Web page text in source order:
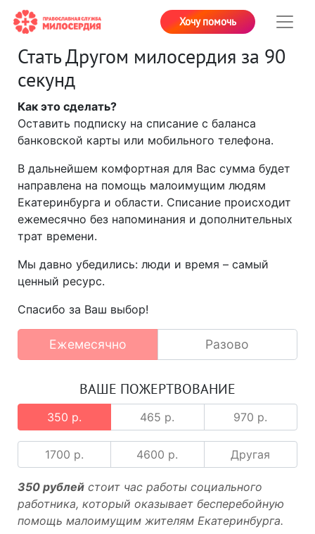
Хочу помочь
Стать Другом милосердия за 90
секунд
Как это сделать?
Оставить подписку на списание с баланса
банковской карты или мобильного телефона.
В дальнейшем комфортная для Вас сумма будет
направлена на помощь малоимущим людям
Екатеринбурга и области. Списание происходит
ежемесячно без напоминания и дополнительных
трат времени.
Мы давно убедились: люди и время – самый
ценный ресурс.
Спасибо за Ваш выбор!
Ежемесячно Разово
ВАШЕ ПОЖЕРТВОВАНИЕ
350 р. 465 р. 970 р.
1700 р. 4600 р. Другая
350 рублей стоит час работы социального
работника, который оказывает бесперебойную
помощь малоимущим жителям Екатеринбурга.